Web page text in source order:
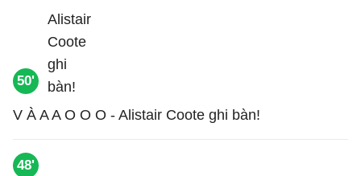
50'
V À A A O O O - Alistair Coote ghi bàn!
48'